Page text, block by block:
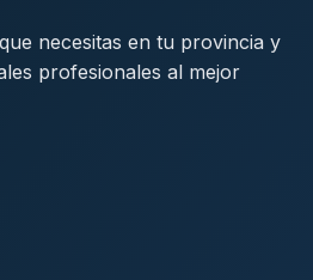
necesitas en tu provincia y
profesionales al mejor